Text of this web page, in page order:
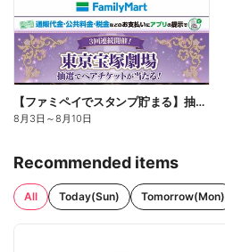
【ファミペイでスタンプ貯まる】抽選でペアチケットが当たる!
8月3日 ～8月10日
Recommended items
All Today(Sun) Tomorrow(Mon)